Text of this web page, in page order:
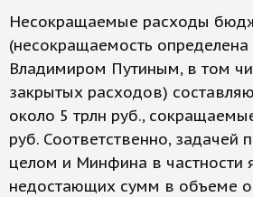
Несокращаемые расходы
(несокращаемость
Владимиром Путиным, в том
закрытых расходов)
около 5 трлн руб.,
руб. Соответственно, задачей
целом и Минфина в частности
недостающих сумм в объеме